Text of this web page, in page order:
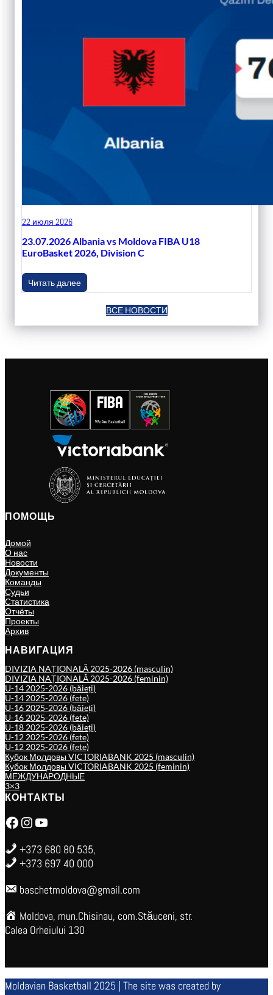
22 июля 2026
23.07.2026 Albania vs Moldova FIBA U18
EuroBasket 2026, Division C
Читать далее
ВСЕ НОВОСТИ
ПОМОЩЬ
Домой
О нас
Новости
Документы
Команды
Судьи
Статистика
Отчёты
Проекты
Архив
НАВИГАЦИЯ
DIVIZIA NAȚIONALĂ 2025-2026 (masculin)
DIVIZIA NAȚIONALĂ 2025-2026 (feminin)
U-14 2025-2026 (băieți)
U-14 2025-2026 (fete)
U-16 2025-2026 (băieți)
U-16 2025-2026 (fete)
U-18 2025-2026 (băieți)
U-12 2025-2026 (fete)
U-12 2025-2026 (fete)
Кубок Молдовы VICTORIABANK 2025 (masculin)
Кубок Молдовы VICTORIABANK 2025 (feminin)
МЕЖДУНАРОДНЫЕ
3×3
КОНТАКТЫ
Facebook Instagram YouTube
+373 680 80 535,
+373 697 40 000
baschetmoldova@gmail.com
Moldova, mun.Chisinau, com.Stăuceni, str.
Calea Orheiului 130
Moldavian Basketball 2025 | The site was created by